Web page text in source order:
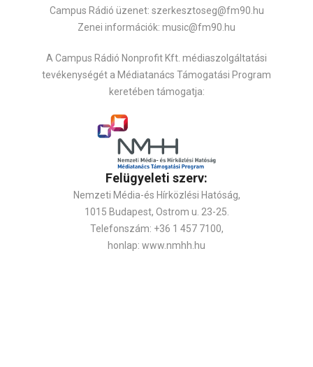
Campus Rádió üzenet: szerkesztoseg@fm90.hu
Zenei információk: music@fm90.hu
A Campus Rádió Nonprofit Kft. médiaszolgáltatási
tevékenységét a Médiatanács Támogatási Program
keretében támogatja:
Felügyeleti szerv:
Nemzeti Média-és Hírközlési Hatóság,
1015 Budapest, Ostrom u. 23-25.
Telefonszám: +36 1 457 7100,
honlap: www.nmhh.hu